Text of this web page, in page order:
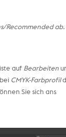
Recommended ab.
auf Bearbeiten
CMYK-Farbprofil
Sie sich ans